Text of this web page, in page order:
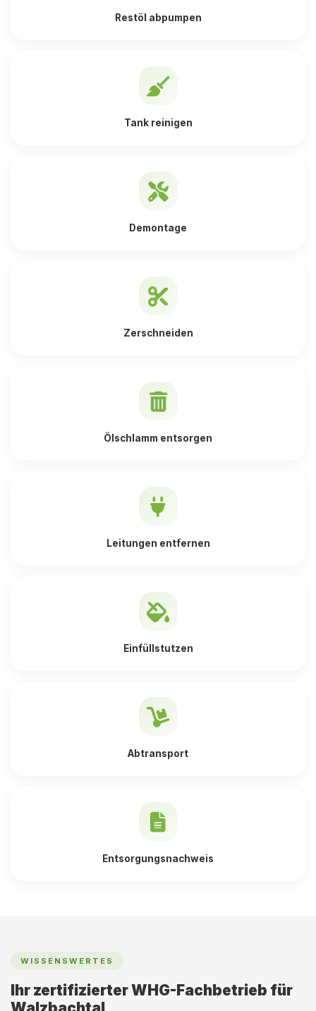
Restöl abpumpen
Tank reinigen
Demontage
Zerschneiden
Ölschlamm entsorgen
Leitungen entfernen
Einfüllstutzen
Abtransport
Entsorgungsnachweis
WISSENSWERTES
Ihr zertifizierter WHG-Fachbetrieb für